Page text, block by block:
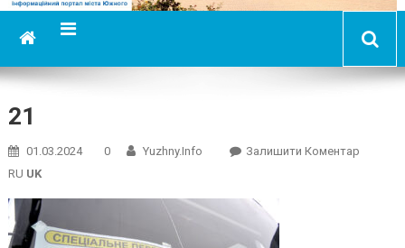
21
01.03.2024 0 Yuzhny.info Залишити КоментарOn
RU UK